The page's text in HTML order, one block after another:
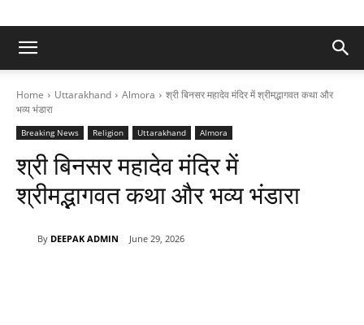
Home Uttarakhand Almora
श्री बिनसर महादेव मंदिर में श्रीमद्भागवत कथा और
भव्य भंडारा
Breaking News Religion Uttarakhand Almora
श्री बिनसर महादेव मंदिर में
श्रीमद्भागवत कथा और भव्य भंडारा
By DEEPAK ADMIN June 29, 2026